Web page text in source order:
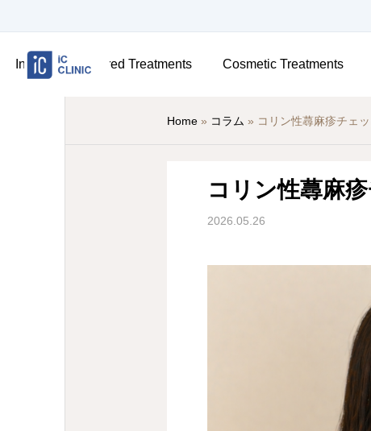
Insurance-Covered Treatments Cosmetic Treatments
Home » コラム » コリン性蕁麻疹チェ
コリン性蕁麻
2026.05.26